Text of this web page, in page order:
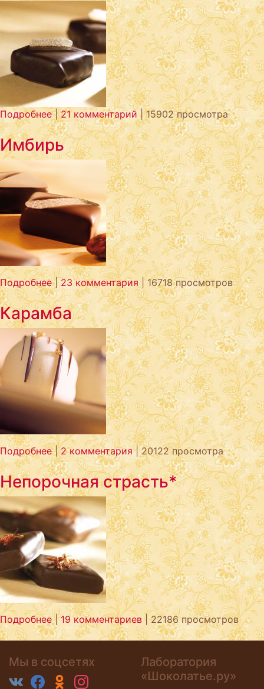
Подробнее|21 комментарий | 15902 просмотра
Имбирь
Подробнее| 23 комментария | 16718 просмотров
Карамба
Подробнее|2 комментария| 20122 просмотра
Непорочная страсть*
Подробнее|19 комментариев | 22186 просмотров
Мы в соцсетях
Лаборатория
«Шоколатье.ру»